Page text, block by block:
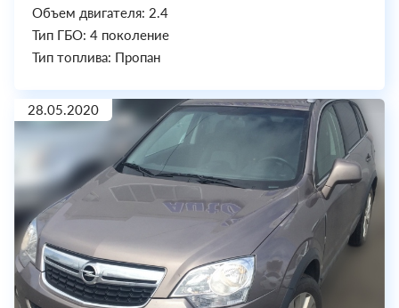
Объем двигателя: 2.4
Тип ГБО: 4 поколение
Тип топлива: Пропан
28.05.2020